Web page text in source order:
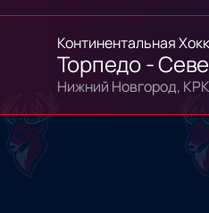
Континентальная
Торпедо -
Нижний Новгород,